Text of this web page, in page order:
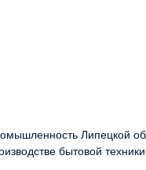
Липецкой
бытовой